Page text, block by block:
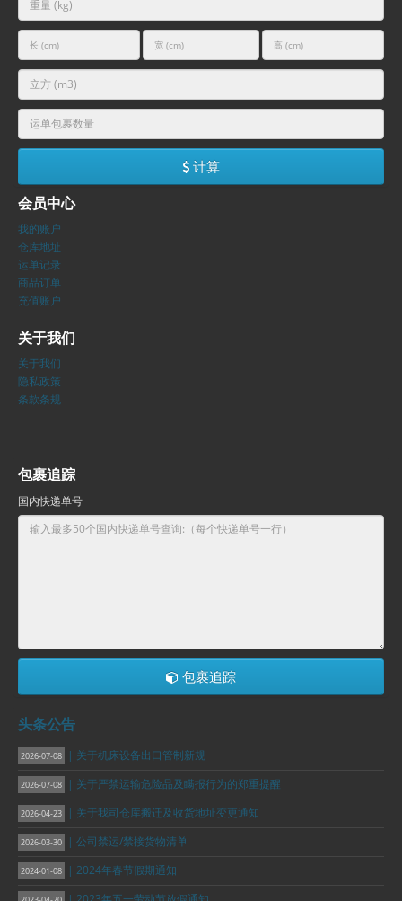
计算
会员中心
我的账户
仓库地址
运单记录
商品订单
充值账户
关于我们
关于我们
隐私政策
条款条规
包裹追踪
国内快递单号
包裹追踪
头条公告
2026-07-08 | 关于机床设备出口管制新规
2026-07-08 | 关于严禁运输危险品及瞒报行为的郑重提醒
2026-04-23 | 关于我司仓库搬迁及收货地址变更通知
2026-03-30 | 公司禁运/禁接货物清单
2024-01-08 | 2024年春节假期通知